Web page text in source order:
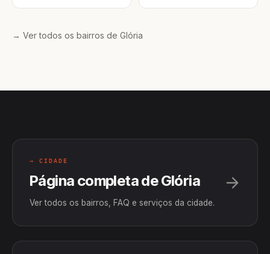
→ Ver todos os bairros de Glória
→ CIDADE
Página completa de Glória
Ver todos os bairros, FAQ e serviços da cidade.